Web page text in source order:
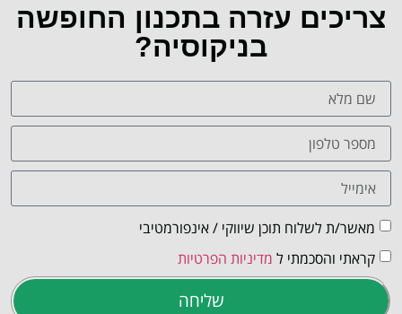
צריכים עזרה בתכנון החופשה
בניקוסיה?
מאשר/ת לשלוח תוכן שיווקי / אינפורמטיבי
קראתי והסכמתי ל מדיניות הפרטיות
שליחה